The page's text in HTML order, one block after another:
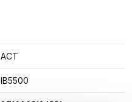
ACT
IB5500